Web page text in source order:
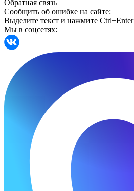
Обратная связь
Сообщить об ошибке на сайте:
Выделите текст и нажмите Ctrl+Enter
Мы в соцсетях: